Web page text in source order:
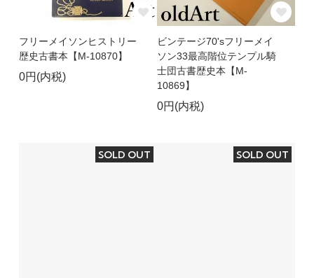
フリーメイソンヒストリー
歴史古書本【M-10870】
0円(内税)
ビンテージ70'sフリーメイ
ソン33最高階位テンプル騎
士団古書歴史本【M-
10869】
0円(内税)
SOLD OUT SOLD OUT